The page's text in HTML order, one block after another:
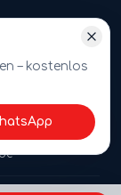
Teltow
65, 15806
– kostenlos